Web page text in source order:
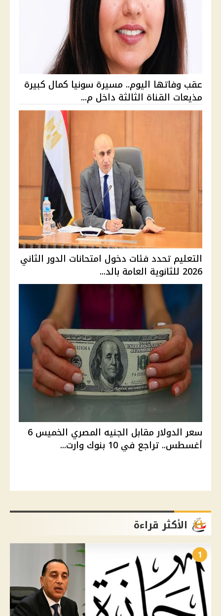
عقب وفاتها اليوم.. مسيرة سونيا كمال كبيرة
مذيعات القناة الثالثة داخل م...
التعليم تحدد فئات دخول امتحانات الدور الثاني
2026 للثانوية العامة بالد...
سعر الدولار مقابل الجنيه المصري الخميس 6
أغسطس.. تراجع في 10 بنوك وارت...
الأكثر قراءة
1